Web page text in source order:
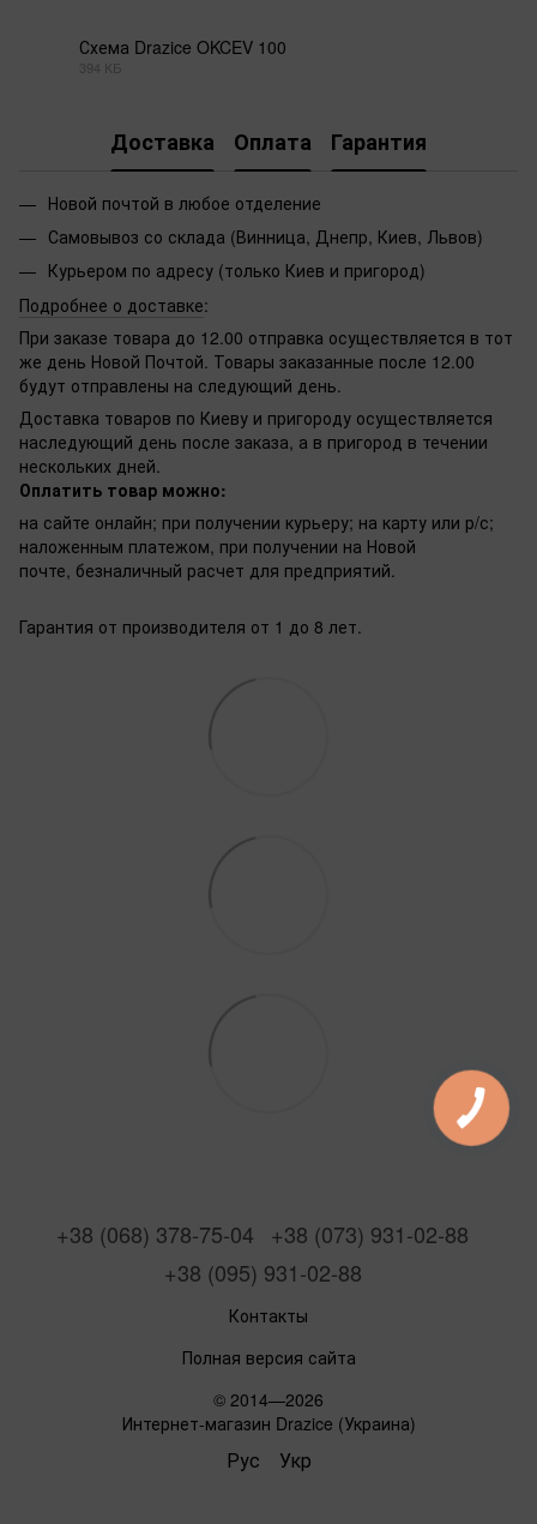
Схема Drazice OKCEV 100
394 КБ
Доставка Оплата Гарантия
Новой почтой в любое отделение
Самовывоз со склада (Винница, Днепр, Киев, Львов)
Курьером по адресу (только Киев и пригород)
Подробнее о доставке:
При заказе товара до 12.00 отправка осуществляется в тот
же день Новой Почтой. Товары заказанные после 12.00
будут отправлены на следующий день.
Доставка товаров по Киеву и пригороду осуществляется
наследующий день после заказа, а в пригород в течении
нескольких дней.
Оплатить товар можно:
на сайте онлайн; при получении курьеру; на карту или р/с;
наложенным платежом, при получении на Новой
почте, безналичный расчет для предприятий.
Гарантия от производителя от 1 до 8 лет.
+38 (068) 378-75-04
+38 (073) 931-02-88
+38 (095) 931-02-88
Контакты
Полная версия сайта
© 2014—2026
Интернет-магазин Drazice (Украина)
Рус Укр